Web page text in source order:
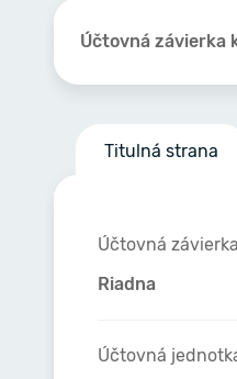
Účtovná závierka
Titulná strana
Účtovná závierka
Riadna
Účtovná